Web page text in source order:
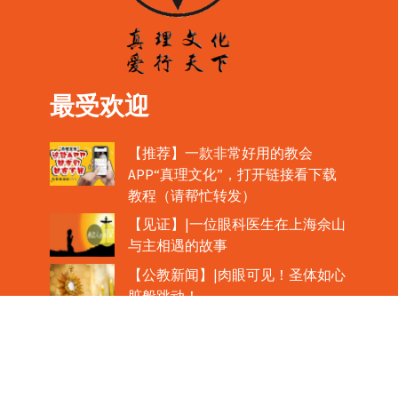
最受欢迎
【推荐】一款非常好用的教会
APP“真理文化”，打开链接看下载
教程（请帮忙转发）
【见证】|一位眼科医生在上海佘山
与主相遇的故事
【公教新闻】|肉眼可见！圣体如心
脏般跳动！